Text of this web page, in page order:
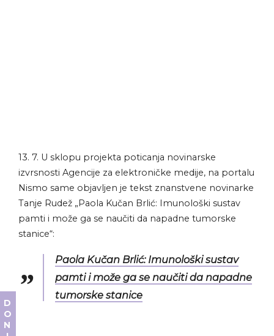
13. 7. U sklopu projekta poticanja novinarske
izvrsnosti Agencije za elektroničke medije, na portalu
Nismo same objavljen je tekst znanstvene novinarke
Tanje Rudež „Paola Kučan Brlić: Imunološki sustav
pamti i može ga se naučiti da napadne tumorske
stanice“:
Paola Kučan Brlić: Imunološki sustav
pamti i može ga se naučiti da napadne
tumorske stanice